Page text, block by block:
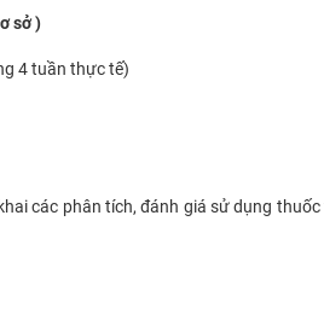
sở )
4 tuần thực tế)
các phân tích, đánh giá sử dụng